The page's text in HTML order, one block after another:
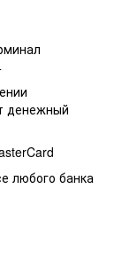
денежный
любого банка